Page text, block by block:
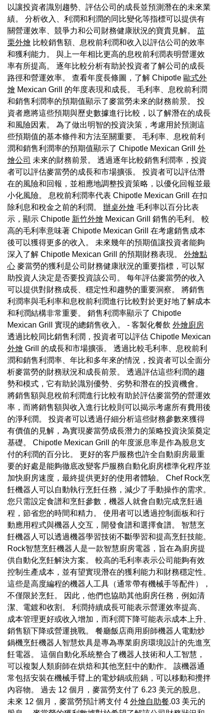
以讓投資者識別趨勢、評估公司的成長並預測潛在的未來業
績。 分析收入、利潤和利潤的同比變化等指標可以提供有
關營運效率、競爭力和公司財務健康狀況的寶貴見解。 苗
栗外燴 比較銷售額、息稅前利潤和收入以評估公司的效率
和獲利能力。 與上一年相比更高的息稅前利潤表明營運效
率有所提高。 逐年比較分析有助於投資者了解公司的成長
路徑和營運效率。 查看年度長條圖，了解 Chipotle 歐式外
燴 Mexican Grill 的年度表現和成長。 毛利率、息稅前利潤
和銷售利潤率的預期值顯示了麥當勞未來的財務前景。 投
資者應將這些預期與歷史數據進行比較，以了解潛在的成長
和風險因素。 為了做出明智的投資決策，考慮用於預測這
些預期值的基本條件和方法至關重要。 毛利率、息稅前利
潤和銷售利潤率的預期值顯示了 Chipotle Mexican Grill 外
燴公司 未來的財務前景。 透過逐年比較銷售利潤率，投資
者可以評估麥當勞的成長和市場擴張。 投資者可以評估潛
在的風險和回報，並相應地調整投資策略，以優化回報並最
小化風險。 息稅前利潤率代表 Chipotle Mexican Grill 在扣
除利息和稅金之前的利潤。 辦桌外燴 毛利率以百分比表
示，顯示 Chipotle 新竹外燴 Mexican Grill 銷售的毛利。 較
高的毛利率意味著 Chipotle Mexican Grill 在考慮銷售成本
後可以獲得更多的收入。 未來幾年的預期值讓投資者能夠
深入了解 Chipotle Mexican Grill 的預期財務表現。 外燴點
心 麥當勞的獲利是公司財務健康狀況的重要指標，可以幫
助投資人決定是否要投資該公司。 每年評估麥當勞的收入
可以提供對財務成長、穩定性和趨勢的重要洞察。 將銷售
利潤率與毛利率和息稅前利潤進行比較對於更好地了解成本
和利潤結構非常重要。 銷售利潤率顯示了 Chipotle
Mexican Grill 實現的總銷售收入。 - 客製化餐飲 外燴廚房
透過比較同比銷售利潤，投資者可以評估 Chipotle Mexican
外燴 Grill 的成長和市場擴張。 透過比較毛利率、息稅前利
潤和銷售利潤率、年比和多年來的情況，投資者可以全面分
析麥當勞的財務狀況和成長前景。 透過評估這些利潤的趨
勢和模式，它有助於識別優勢、劣勢和潛在的投資機會。
將銷售額與息稅前利潤進行比較有助於評估麥當勞的營運效
率，而將銷售額與收入進行比較則可以揭示考慮所有費用後
的淨利潤。 投資者可以透過仔細分析這些財務參數來獲得
有價值的見解，為實現麥當勞成長潛力的策略投資決策奠定
基礎。 Chipotle Mexican Grill 的年度派息率是作為股息支
付的利潤的百分比。 更好的客戶服務也許全自動廚房最重
要的好處是能夠徹底改變客戶服務自動化廚房標準化程序並
加快廚房速度，最終提供更好的使用者體驗。 Chef Rock烹
飪機器人可以自動執行烹飪任務，減少了手動操作的需求。
您只需設定食譜和烹飪參數，機器人就會自動完成烹飪過
程，節省您的時間和精力。 使用者可以透過控制面板和行
動應用程式與機器人交互，開發食譜和選擇食譜。 智慧烹
飪機器人可以透過機器學習技術不斷學習和提高烹飪技能。
Rock智慧烹飪機器人是一款智慧廚房電器，旨在為廚房提
供自動化烹飪解決方案。 較高的毛利率表示公司能夠有效
控制生產成本，並有望實現潛在的獲利能力和財務穩定性。
這些是高度編程的機器人工具（通常帶有機械手等配件），
不僅限於烹飪。 因此，他們也協助其他廚房任務，例如清
潔、電鍍和收割。 利潤持續成長可能表示營運效率提高、
成本管理更好或收入增加，而利潤下降可能表示成本上升、
銷售額下降或營運挑戰。 餐廳飯店商用廚師機器人電動炒
鍋機烹飪機器人智慧炊具是專為專業廚房環境設計的先進烹
飪電器。 這個自動化系統整合了機器人技術和人工智慧，
可以複製人類廚師在烘焙和其他烹飪中的動作。 該機器通
常包括安裝在機械手臂上的電炒鍋或煎鍋，可以移動和攪拌
內容物。 過去 12 個月，麥當勞支付了 6.23 美元的股息。
未來 12 個月，麥當勞預計將支付 4 外燴自助餐.03 美元的